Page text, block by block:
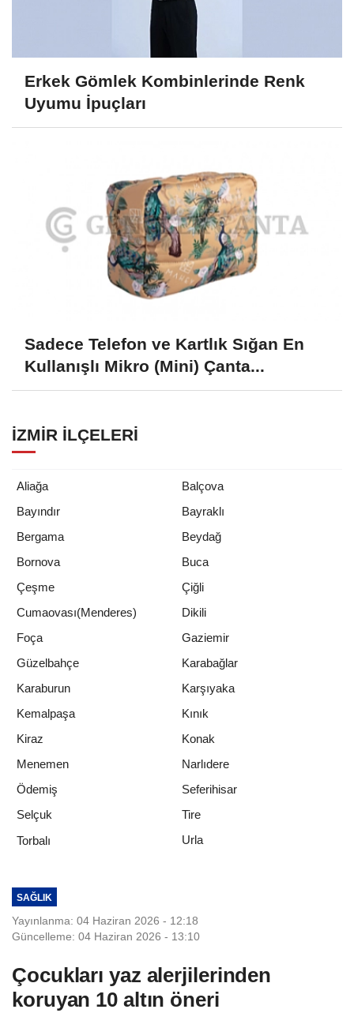
Erkek Gömlek Kombinlerinde Renk
Uyumu İpuçları
Sadece Telefon ve Kartlık Sığan En
Kullanışlı Mikro (Mini) Çanta...
İZMIR İLÇELERI
Aliağa
Balçova
Bayındır
Bayraklı
Bergama
Beydağ
Bornova
Buca
Çeşme
Çiğli
Cumaovası(Menderes)
Dikili
Foça
Gaziemir
Güzelbahçe
Karabağlar
Karaburun
Karşıyaka
Kemalpaşa
Kınık
Kiraz
Konak
Menemen
Narlıdere
Ödemiş
Seferihisar
Selçuk
Tire
Torbalı
Urla
SAĞLIK
Yayınlanma: 04 Haziran 2026 - 12:18
Güncelleme: 04 Haziran 2026 - 13:10
Çocukları yaz alerjilerinden
koruyan 10 altın öneri